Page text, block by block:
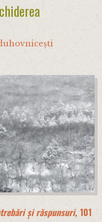
și răspunsuri, 101